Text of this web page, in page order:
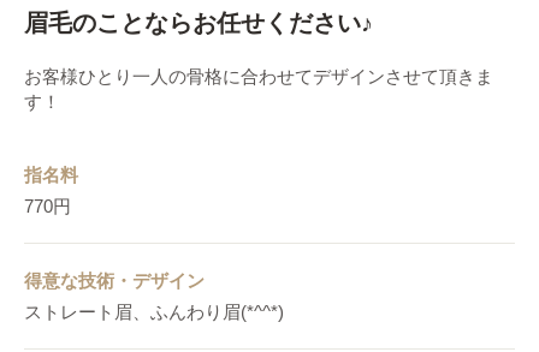
眉毛のことならお任せください♪
お客様ひとり一人の骨格に合わせてデザインさせて頂きま
す！
指名料
770円
得意な技術・デザイン
ストレート眉、ふんわり眉(*^^*)